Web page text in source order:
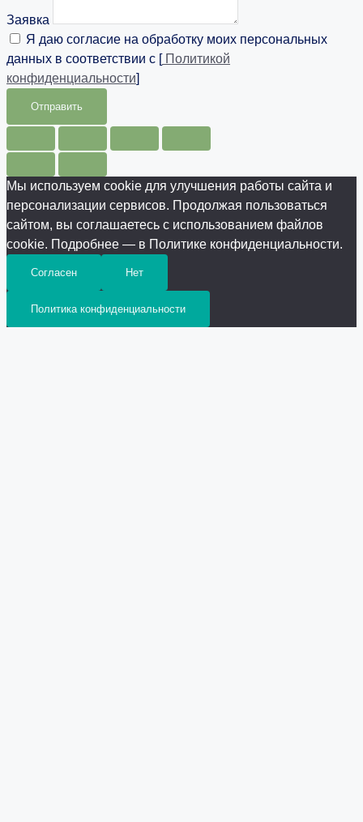
Заявка
Я даю согласие на обработку моих персональных
данных в соответствии с [Политикой
конфиденциальности]
Отправить
Мы используем cookie для улучшения работы сайта и
персонализации сервисов. Продолжая пользоваться
сайтом, вы соглашаетесь с использованием файлов
cookie. Подробнее — в Политике конфиденциальности.
Согласен Нет
Политика конфиденциальности